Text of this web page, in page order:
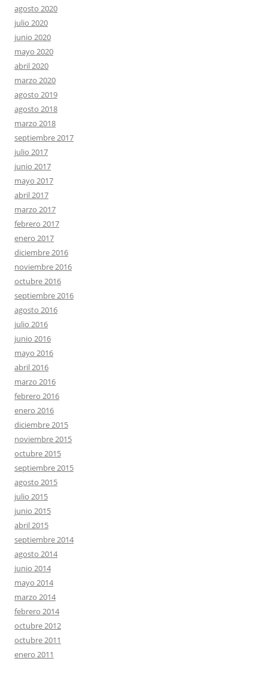
agosto 2020
julio 2020
junio 2020
mayo 2020
abril 2020
marzo 2020
agosto 2019
agosto 2018
marzo 2018
septiembre 2017
julio 2017
junio 2017
mayo 2017
abril 2017
marzo 2017
febrero 2017
enero 2017
diciembre 2016
noviembre 2016
octubre 2016
septiembre 2016
agosto 2016
julio 2016
junio 2016
mayo 2016
abril 2016
marzo 2016
febrero 2016
enero 2016
diciembre 2015
noviembre 2015
octubre 2015
septiembre 2015
agosto 2015
julio 2015
junio 2015
abril 2015
septiembre 2014
agosto 2014
junio 2014
mayo 2014
marzo 2014
febrero 2014
octubre 2012
octubre 2011
enero 2011